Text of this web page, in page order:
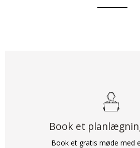
Book et
Book et gratis møde med